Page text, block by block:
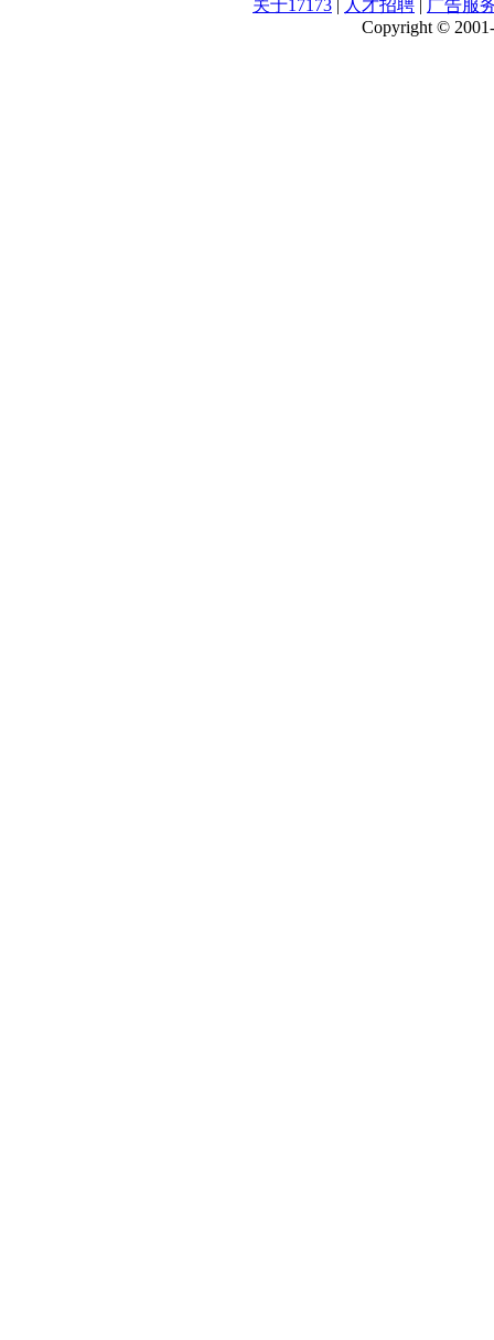
关于17173 | 人才招聘 | 广告服
Copyright ©